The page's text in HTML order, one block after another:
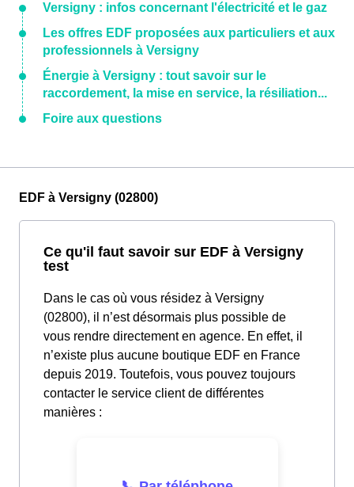
Versigny : infos concernant l'électricité et le gaz
Les offres EDF proposées aux particuliers et aux
professionnels à Versigny
Énergie à Versigny : tout savoir sur le
raccordement, la mise en service, la résiliation...
Foire aux questions
EDF à Versigny (02800)
Ce qu'il faut savoir sur EDF à Versigny
test
Dans le cas où vous résidez à Versigny
(02800), il n’est désormais plus possible de
vous rendre directement en agence. En effet, il
n’existe plus aucune boutique EDF en France
depuis 2019. Toutefois, vous pouvez toujours
contacter le service client de différentes
manières :